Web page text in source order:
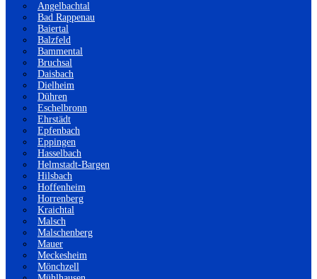
Angelbachtal
Bad Rappenau
Baiertal
Balzfeld
Bammental
Bruchsal
Daisbach
Dielheim
Dühren
Eschelbronn
Ehrstädt
Epfenbach
Eppingen
Hasselbach
Helmstadt-Bargen
Hilsbach
Hoffenheim
Horrenberg
Kraichtal
Malsch
Malschenberg
Mauer
Meckesheim
Mönchzell